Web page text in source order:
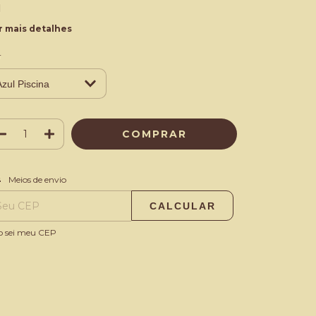
mais detalhes
para o CEP:
Meios de envio
CALCULAR
sei meu CEP